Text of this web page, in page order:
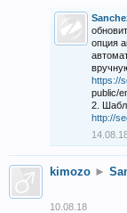
опция
https://
public/
2.
http://
kimozo ►
10.08.18